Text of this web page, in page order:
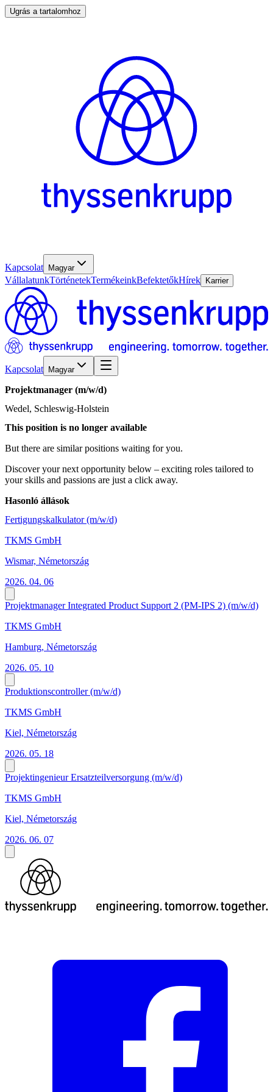
Ugrás a tartalomhoz
Kapcsolat Magyar
VállalatunkTörténetekTermékeinkBefektetőkHírek Karrier
Kapcsolat Magyar
Projektmanager (m/w/d)
Wedel, Schleswig-Holstein
This position is no longer available
But there are similar positions waiting for you.
Discover your next opportunity below – exciting roles tailored to
your skills and passions are just a click away.
Hasonló állások
Fertigungskalkulator (m/w/d)
TKMS GmbH
Wismar, Németország
2026. 04. 06
Projektmanager Integrated Product Support 2 (PM-IPS 2) (m/w/d)
TKMS GmbH
Hamburg, Németország
2026. 05. 10
Produktionscontroller (m/w/d)
TKMS GmbH
Kiel, Németország
2026. 05. 18
Projektingenieur Ersatzteilversorgung (m/w/d)
TKMS GmbH
Kiel, Németország
2026. 06. 07